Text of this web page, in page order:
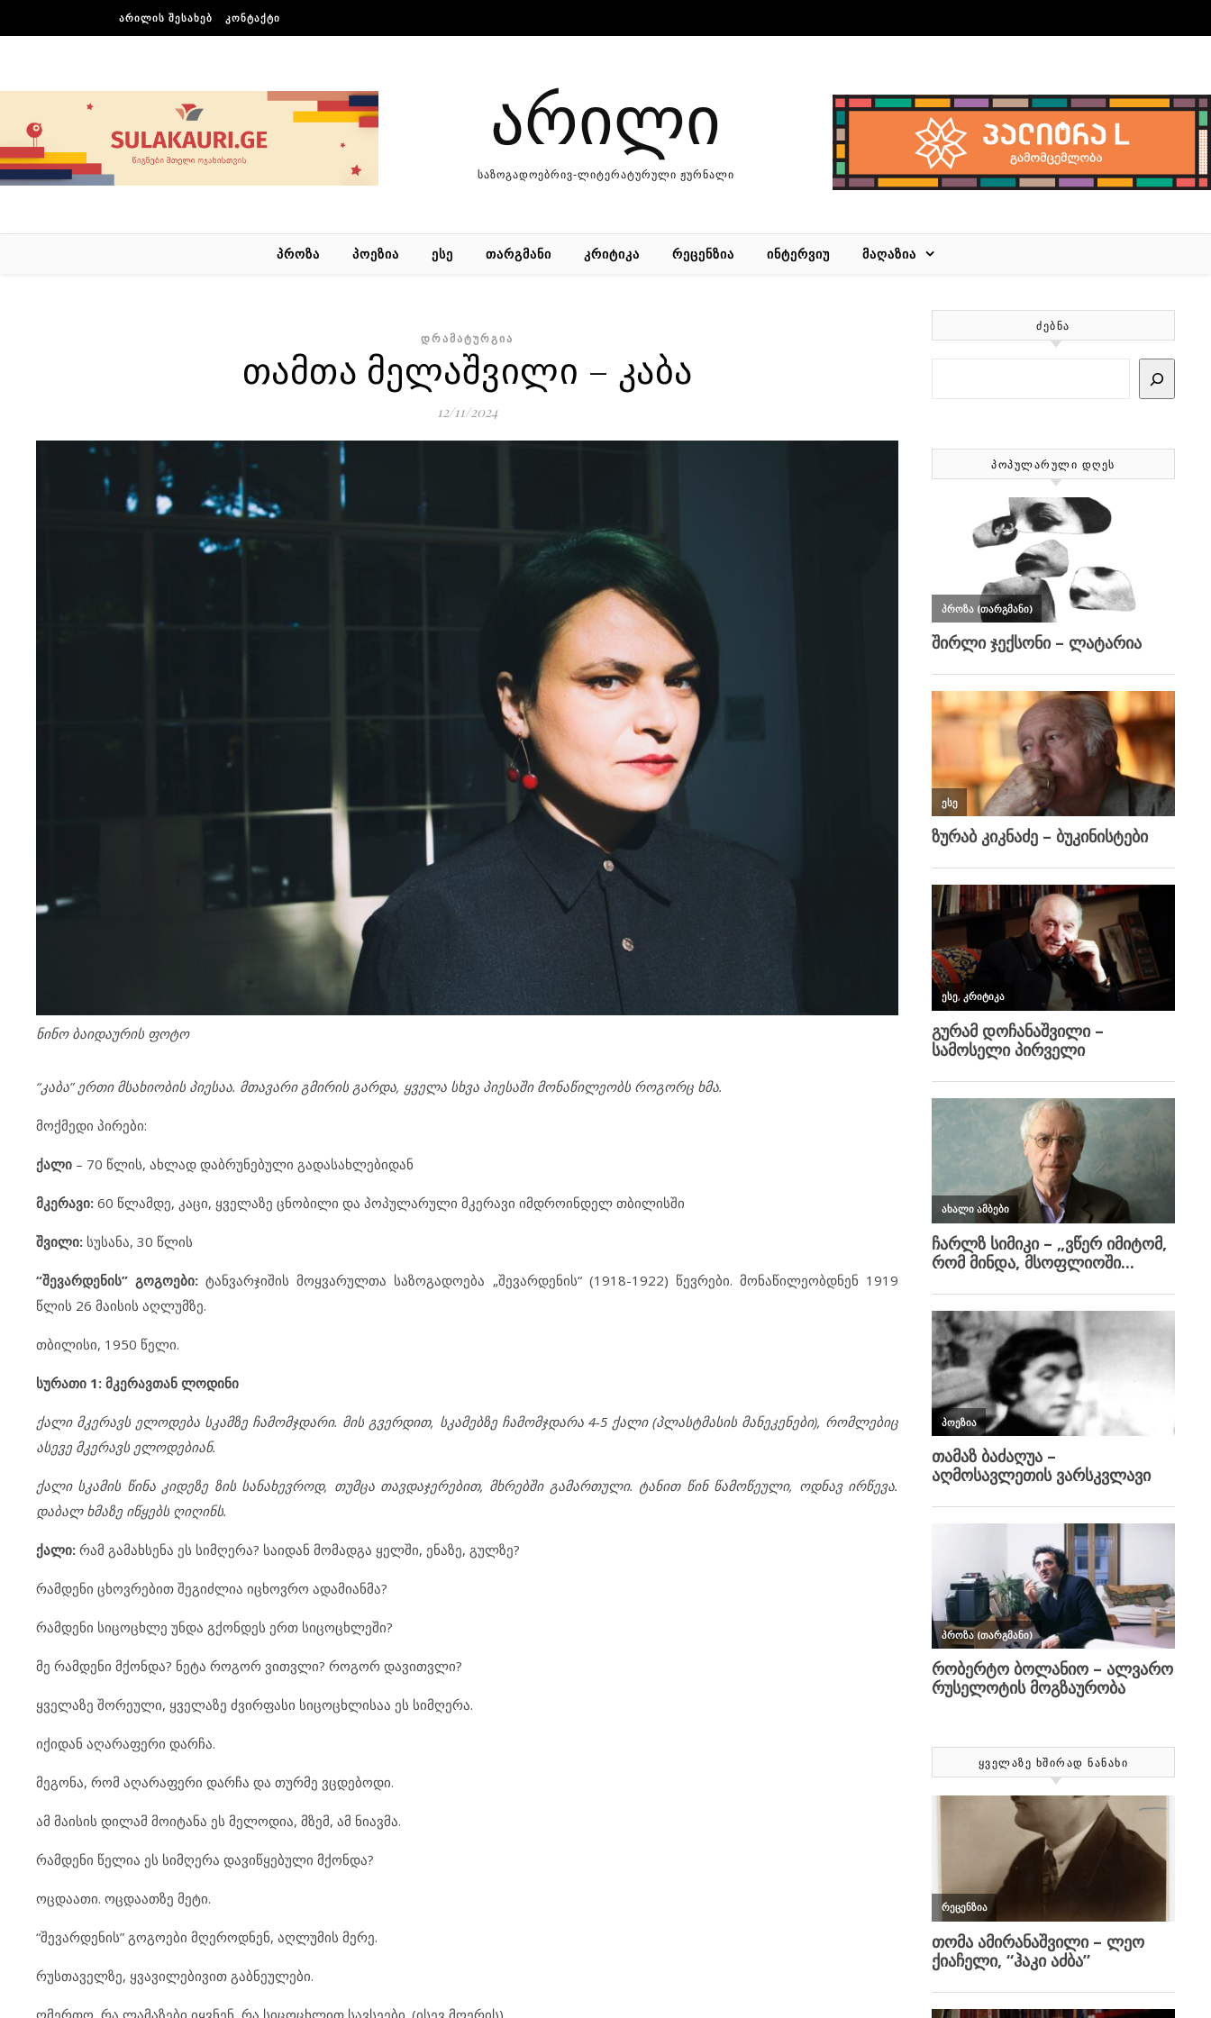
ᲐᲠᲘᲚᲘᲡ ᲨᲔᲡᲐᲮᲔᲑ ᲙᲝᲜᲢᲐᲥᲢᲘ
არილი
საზოგადოებრივ-ლიტერატურული ჟურნალი
ᲞᲠᲝᲖᲐ ᲞᲝᲔᲖᲘᲐ ᲔᲡᲔ ᲗᲐᲠᲒᲛᲐᲜᲘ ᲙᲠᲘᲢᲘᲙᲐ ᲠᲔᲪᲔᲜᲖᲘᲐ ᲘᲜᲢᲔᲠᲕᲘᲣ ᲛᲐᲦᲐᲖᲘᲐ
ᲓᲠᲐᲛᲐᲢᲣᲠᲒᲘᲐ
თამთა მელაშვილი – კაბა
12/11/2024
ნინო ბაიდაურის ფოტო
“კაბა” ერთი მსახიობის პიესაა. მთავარი გმირის გარდა, ყველა სხვა პიესაში მონაწილეობს როგორც ხმა.
მოქმედი პირები:
ქალი – 70 წლის, ახლად დაბრუნებული გადასახლებიდან
მკერავი: 60 წლამდე, კაცი, ყველაზე ცნობილი და პოპულარული მკერავი იმდროინდელ თბილისში
შვილი: სუსანა, 30 წლის
“შევარდენის” გოგოები:ტანვარჯიშის მოყვარულთა საზოგადოება „შევარდენის“ (1918-1922) წევრები. მონაწილეობდნენ 1919
წლის 26 მაისის აღლუმზე.
თბილისი, 1950 წელი.
სურათი 1: მკერავთან ლოდინი
ქალი მკერავს ელოდება სკამზე ჩამომჯდარი. მის გვერდით, სკამებზე ჩამომჯდარა 4-5 ქალი (პლასტმასის მანეკენები), რომლებიც
ასევე მკერავს ელოდებიან.
ქალი სკამის წინა კიდეზე ზის სანახევროდ, თუმცა თავდაჯერებით, მხრებში გამართული. ტანით წინ წამოწეული, ოდნავ ირწევა.
დაბალ ხმაზე იწყებს ღიღინს.
ქალი: რამ გამახსენა ეს სიმღერა? საიდან მომადგა ყელში, ენაზე, გულზე?
რამდენი ცხოვრებით შეგიძლია იცხოვრო ადამიანმა?
რამდენი სიცოცხლე უნდა გქონდეს ერთ სიცოცხლეში?
მე რამდენი მქონდა? ნეტა როგორ ვითვლი? როგორ დავითვლი?
ყველაზე შორეული, ყველაზე ძვირფასი სიცოცხლისაა ეს სიმღერა.
იქიდან აღარაფერი დარჩა.
მეგონა, რომ აღარაფერი დარჩა და თურმე ვცდებოდი.
ამ მაისის დილამ მოიტანა ეს მელოდია, მზემ, ამ ნიავმა.
რამდენი წელია ეს სიმღერა დავიწყებული მქონდა?
ოცდაათი. ოცდაათზე მეტი.
“შევარდენის” გოგოები მღეროდნენ, აღლუმის მერე.
რუსთაველზე, ყვავილებივით გაბნეულები.
ᲫᲔᲑᲜᲐ
ᲞᲝᲞᲣᲚᲐᲠᲣᲚᲘ ᲓᲦᲔᲡ
ᲧᲕᲔᲚᲐᲖᲔ ᲮᲨᲘᲠᲐᲓ ᲜᲐᲜᲐᲮᲘ